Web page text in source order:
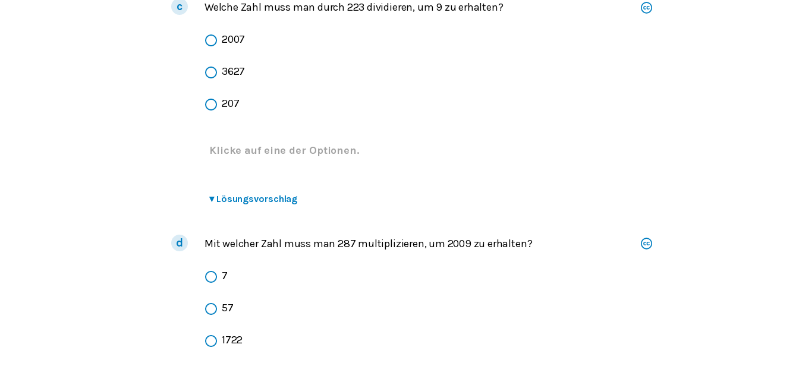
Welche Zahl muss man durch 223 dividieren, um 9 zu erhalten?
2007
3627
207
Klicke auf eine der Optionen.
▾ Lösungsvorschlag
Mit welcher Zahl muss man 287 multiplizieren, um 2009 zu erhalten?
7
57
1722